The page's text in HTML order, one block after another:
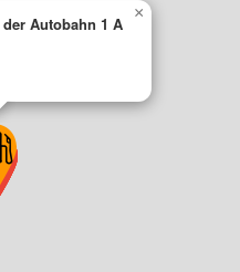
Autobahn 1 A
×